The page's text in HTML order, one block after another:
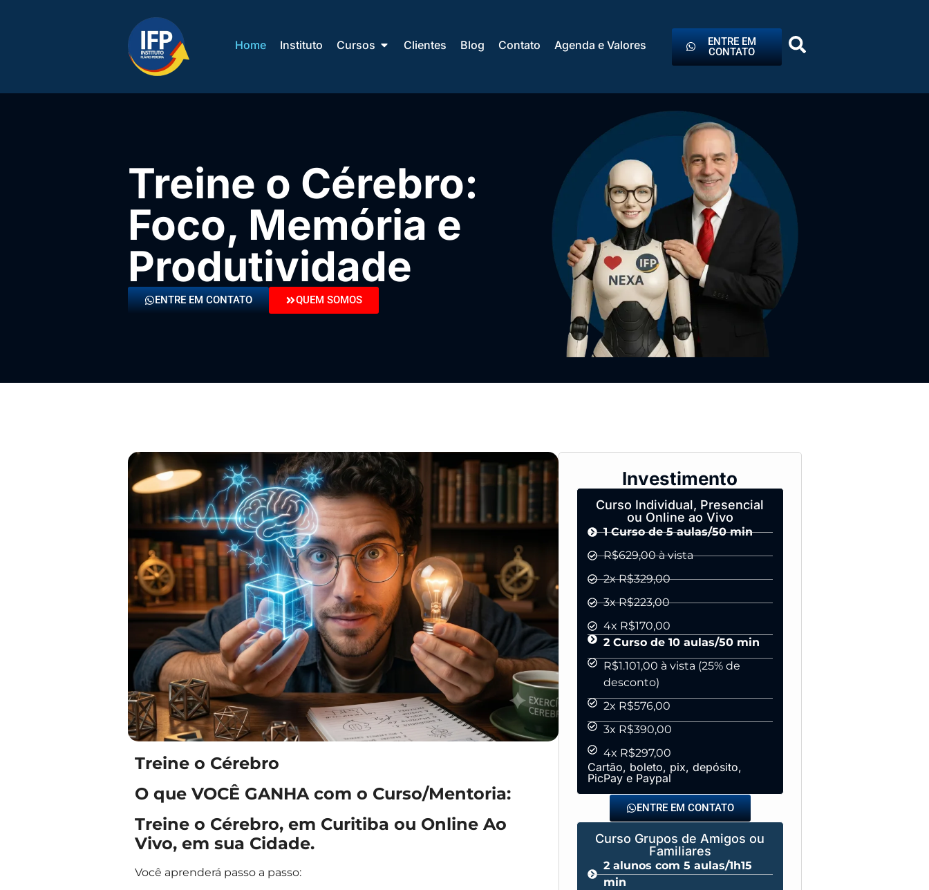
Home Instituto Cursos Clientes Blog Contato Agenda e Valores
ENTRE EM
CONTATO
Treine o Cérebro:
Foco, Memória e
Produtividade
ENTRE EM CONTATO QUEM SOMOS
Treine o Cérebro
O que VOCÊ GANHA com o Curso/Mentoria:
Treine o Cérebro, em Curitiba ou Online Ao
Vivo, em sua Cidade.
Você aprenderá passo a passo:
Investimento
Curso Individual, Presencial
ou Online ao Vivo
1 Curso de 5 aulas/50 min
R$629,00 à vista
2x R$329,00
3x R$223,00
4x R$170,00
2 Curso de 10 aulas/50 min
R$1.101,00 à vista (25% de
desconto)
2x R$576,00
3x R$390,00
4x R$297,00
Cartão, boleto, pix, depósito,
PicPay e Paypal
ENTRE EM CONTATO
Curso Grupos de Amigos ou
Familiares
2 alunos com 5 aulas/1h15
min